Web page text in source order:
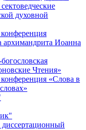
духовной
архимандрита Иоанна
Чтения»
«Cлова в